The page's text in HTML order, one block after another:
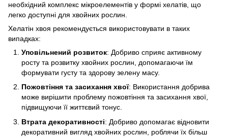
необхідний комплекс мікроелементів у формі хелатів, що
легко доступні для хвойних рослин.
Хелатін хвоя рекомендується використовувати в таких
випадках:
Уповільнений розвиток: Добриво сприяє активному
росту та розвитку хвойних рослин, допомагаючи їм
формувати густу та здорову зелену масу.
Пожовтіння та засихання хвої: Використання добрива
може вирішити проблему пожовтіння та засихання хвої,
підвищуючи її життєвий тонус.
Втрата декоративності: Добриво допомагає відновити
декоративний вигляд хвойних рослин, роблячи їх більш